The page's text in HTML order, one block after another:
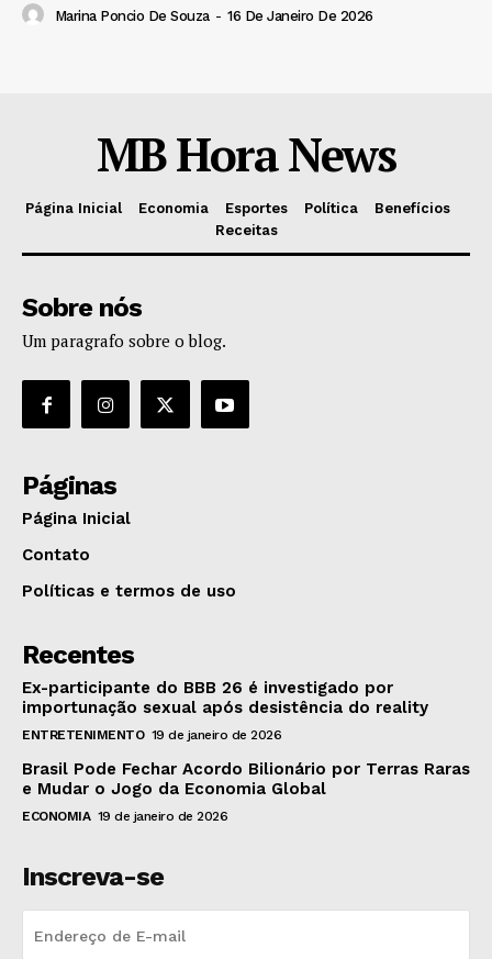
Marina Poncio De Souza - 16 De Janeiro De 2026
MB Hora News
Página Inicial Economia Esportes Política
Benefícios
Receitas
Sobre nós
Um paragrafo sobre o blog.
Páginas
Página Inicial
Contato
Políticas e termos de uso
Recentes
Ex-participante do BBB 26 é investigado por
importunação sexual após desistência do reality
ENTRETENIMENTO 19 de janeiro de 2026
Brasil Pode Fechar Acordo Bilionário por Terras Raras
e Mudar o Jogo da Economia Global
ECONOMIA 19 de janeiro de 2026
Inscreva-se